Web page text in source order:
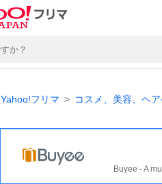
Yahoo!フリマ コスメ、美容、ヘ
Buyee - A